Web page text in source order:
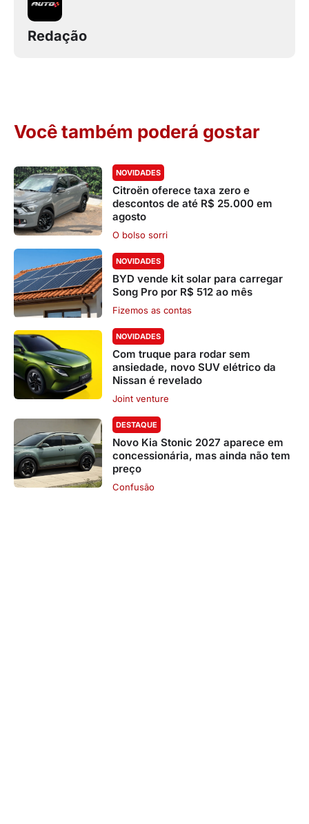
Redação
Você também poderá gostar
NOVIDADES
Citroën oferece taxa zero e
descontos de até R$ 25.000 em
agosto
O bolso sorri
NOVIDADES
BYD vende kit solar para carregar
Song Pro por R$ 512 ao mês
Fizemos as contas
NOVIDADES
Com truque para rodar sem
ansiedade, novo SUV elétrico da
Nissan é revelado
Joint venture
DESTAQUE
Novo Kia Stonic 2027 aparece em
concessionária, mas ainda não tem
preço
Confusão